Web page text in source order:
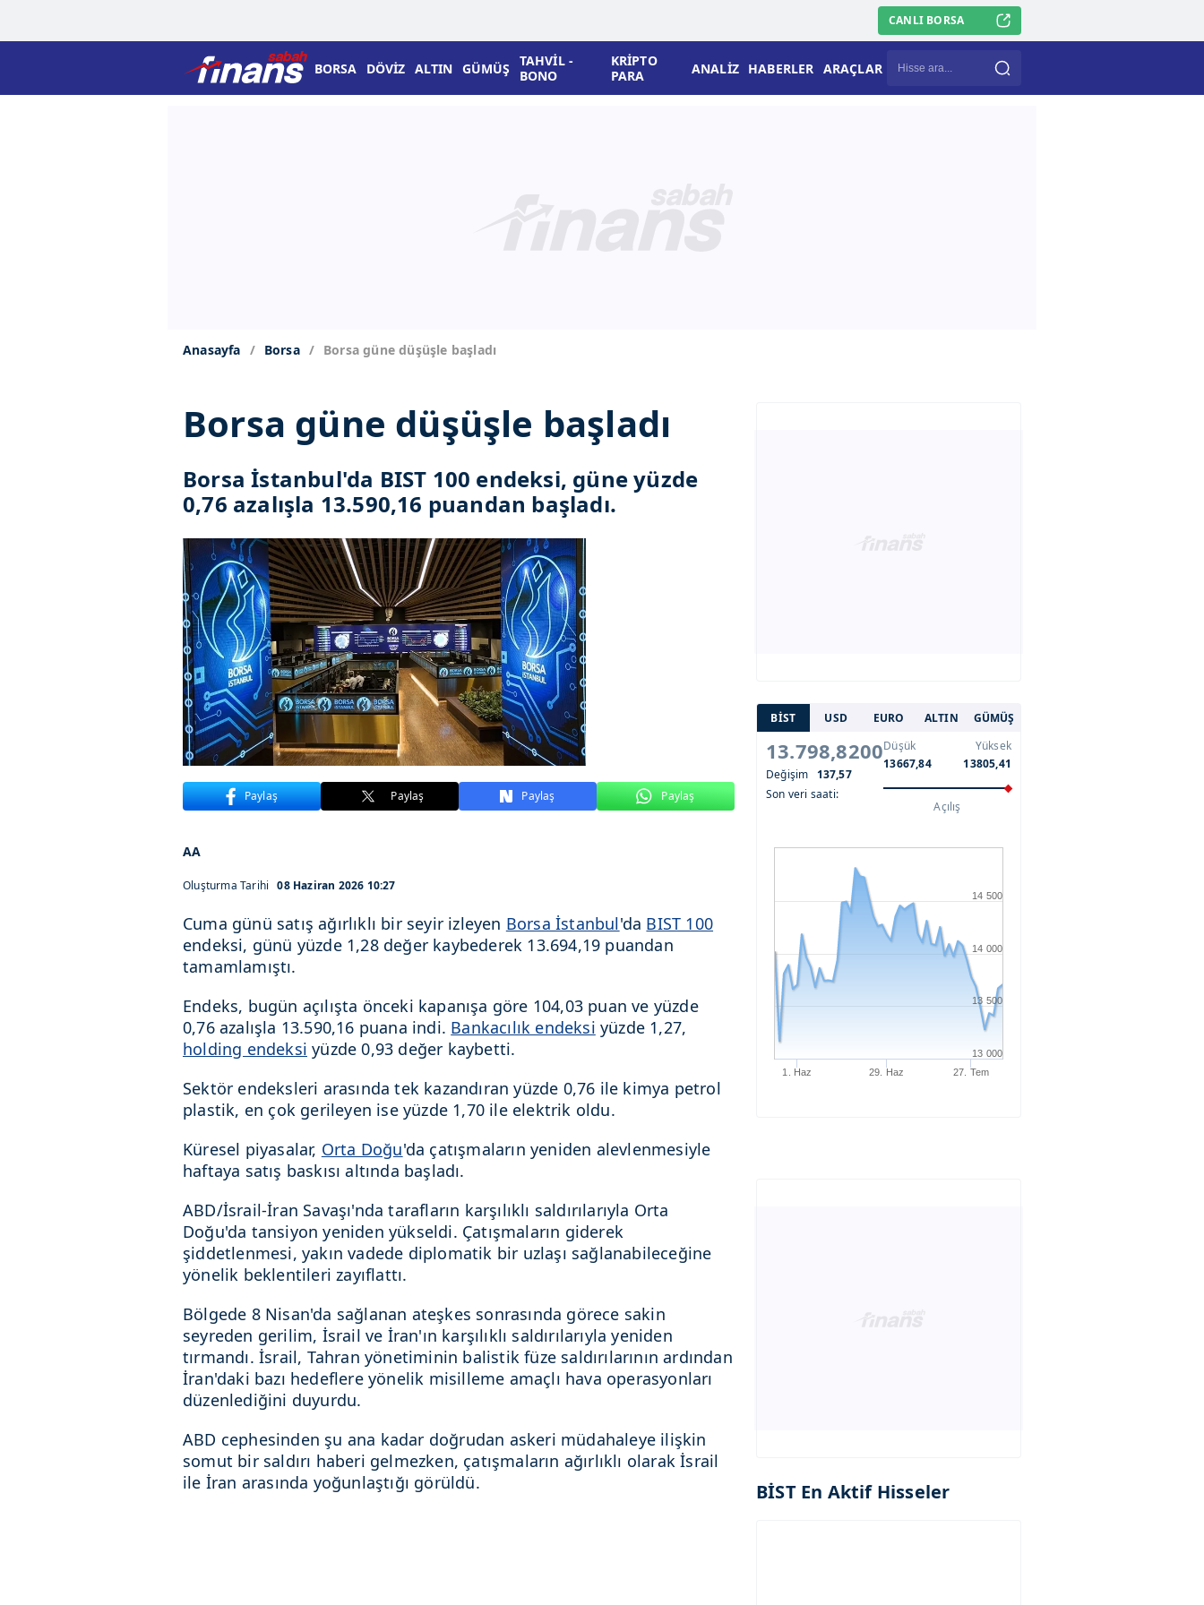
CANLI BORSA
BORSA DÖVİZ ALTIN GÜMÜŞ
TAHVİL -
BONO
KRİPTO
PARA
ANALİZ HABERLER ARAÇLAR
Anasayfa Borsa Borsa güne düşüşle başladı
Borsa güne düşüşle başladı
Borsa İstanbul'da BIST 100 endeksi, güne yüzde
0,76 azalışla 13.590,16 puandan başladı.
Paylaş Paylaş Paylaş Paylaş
AA
Oluşturma Tarihi 08 Haziran 2026 10:27
Cuma günü satış ağırlıklı bir seyir izleyen Borsa İstanbul'da BIST 100
endeksi, günü yüzde 1,28 değer kaybederek 13.694,19 puandan
tamamlamıştı.
Endeks, bugün açılışta önceki kapanışa göre 104,03 puan ve yüzde
0,76 azalışla 13.590,16 puana indi. Bankacılık endeksi yüzde 1,27,
holding endeksi yüzde 0,93 değer kaybetti.
Sektör endeksleri arasında tek kazandıran yüzde 0,76 ile kimya petrol
plastik, en çok gerileyen ise yüzde 1,70 ile elektrik oldu.
Küresel piyasalar, Orta Doğu'da çatışmaların yeniden alevlenmesiyle
haftaya satış baskısı altında başladı.
ABD/İsrail-İran Savaşı'nda tarafların karşılıklı saldırılarıyla Orta
Doğu'da tansiyon yeniden yükseldi. Çatışmaların giderek
şiddetlenmesi, yakın vadede diplomatik bir uzlaşı sağlanabileceğine
yönelik beklentileri zayıflattı.
Bölgede 8 Nisan'da sağlanan ateşkes sonrasında görece sakin
seyreden gerilim, İsrail ve İran'ın karşılıklı saldırılarıyla yeniden
tırmandı. İsrail, Tahran yönetiminin balistik füze saldırılarının ardından
İran'daki bazı hedeflere yönelik misilleme amaçlı hava operasyonları
düzenlediğini duyurdu.
ABD cephesinden şu ana kadar doğrudan askeri müdahaleye ilişkin
somut bir saldırı haberi gelmezken, çatışmaların ağırlıklı olarak İsrail
ile İran arasında yoğunlaştığı görüldü.
BİST USD EURO ALTIN GÜMÜŞ
13.798,8200
Değişim 137,57
Son veri saati:
Düşük
13667,84
Yüksek
13805,41
Açılış
1. Haz 29. Haz 27. Tem
13 000
13 500
14 000
14 500
BİST En Aktif Hisseler